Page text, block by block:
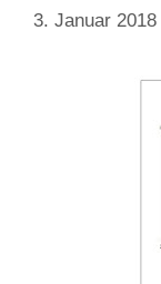
3. Januar 2018